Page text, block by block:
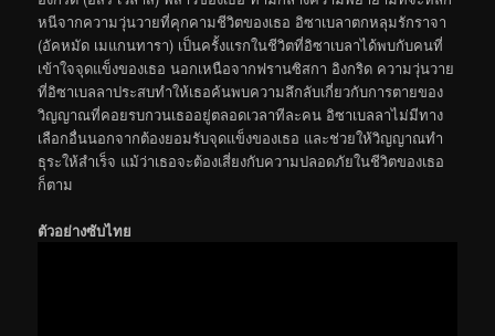
หนีจากความวุ่นวายที่คุกคามชีวิตของเธอ อิซาเบลาตกหลุมรักราจา
(อัคหมัด เมแกนทารา) เป็นครั้งแรกในชีวิตที่อิซาเบลาได้พบกับคนที่
เข้าใจจุดแข็งของเธอ นอกเหนือจากฟรานซิสกา อิงกริด ความวุ่นวาย
ที่อิซาเบลลาประสบทำให้เธอค้นพบความลึกลับเกี่ยวกับการตายของ
วิญญาณที่คอยรบกวนเธออยู่ตลอดเวลาทีละคน อิซาเบลลาไม่มีทาง
เลือกอื่นนอกจากต้องยอมรับจุดแข็งของเธอ และช่วยให้วิญญาณทำ
ธุระให้สำเร็จ แม้ว่าเธอจะต้องเสี่ยงกับความปลอดภัยในชีวิตของเธอ
ก็ตาม
ตัวอย่างซับไทย